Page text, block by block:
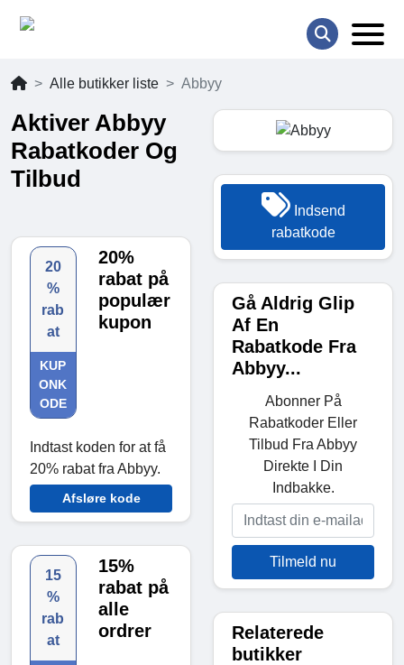
Alle butikker liste Abbyy
Aktiver Abbyy
Rabatkoder Og
Tilbud
20
%
rab
at
KUP
ONK
ODE
20%
rabat på
populær
kupon
Indtast koden for at få
20% rabat fra Abbyy.
Afsløre kode
15
%
rab
at
15%
rabat på
alle
ordrer
Indsend
rabatkode
Gå Aldrig Glip
Af En
Rabatkode Fra
Abbyy...
Abonner På
Rabatkoder Eller
Tilbud Fra Abbyy
Direkte I Din
Indbakke.
Tilmeld nu
Relaterede
butikker